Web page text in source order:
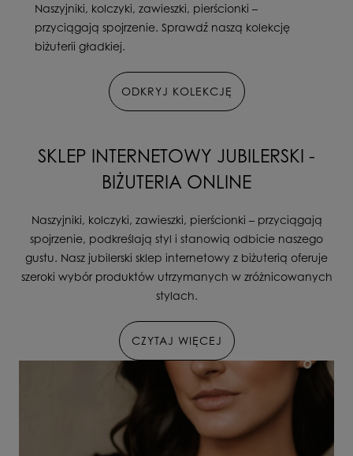
Naszyjniki, kolczyki, zawieszki, pierścionki –
przyciągają spojrzenie. Sprawdź naszą kolekcję
biżuterii gładkiej.
ODKRYJ KOLEKCJĘ
SKLEP INTERNETOWY JUBILERSKI -
BIŻUTERIA ONLINE
Naszyjniki, kolczyki, zawieszki, pierścionki – przyciągają
spojrzenie, podkreślają styl i stanowią odbicie naszego
gustu. Nasz jubilerski sklep internetowy z biżuterią oferuje
szeroki wybór produktów utrzymanych w zróżnicowanych
stylach.
CZYTAJ WIĘCEJ